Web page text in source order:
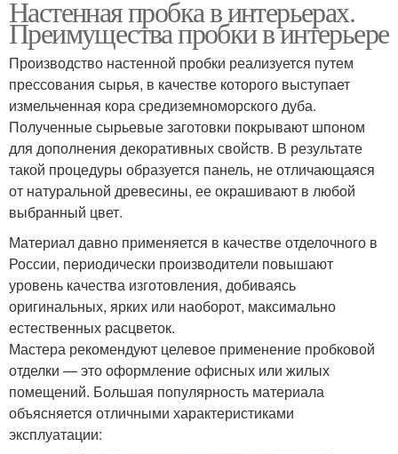
Настенная пробка в интерьерах.
Преимущества пробки в интерьере
Производство настенной пробки реализуется путем
прессования сырья, в качестве которого выступает
измельченная кора средиземноморского дуба.
Полученные сырьевые заготовки покрывают шпоном
для дополнения декоративных свойств. В результате
такой процедуры образуется панель, не отличающаяся
от натуральной древесины, ее окрашивают в любой
выбранный цвет.
Материал давно применяется в качестве отделочного в
России, периодически производители повышают
уровень качества изготовления, добиваясь
оригинальных, ярких или наоборот, максимально
естественных расцветок.
Мастера рекомендуют целевое применение пробковой
отделки — это оформление офисных или жилых
помещений. Большая популярность материала
объясняется отличными характеристиками
эксплуатации: